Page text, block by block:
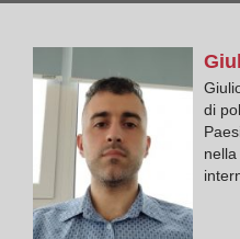
di